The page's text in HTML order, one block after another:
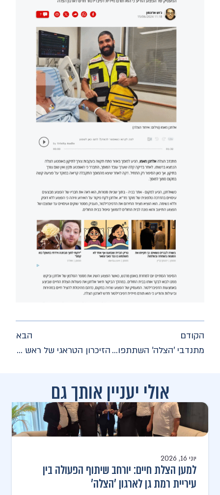
הקודם
מתנדבי 'הצלה' השתתפו בחתונת החתן שהצילו שבוע לפני חתונתו
הבא
הזיכרון הטראגי של ראש העיר
אולי יעניין אותך גם
יוני 16, 2026
למען הצלת חיים: יורחב שיתוף הפעולה בין
עיריית רמת גן לארגון 'הצלה'